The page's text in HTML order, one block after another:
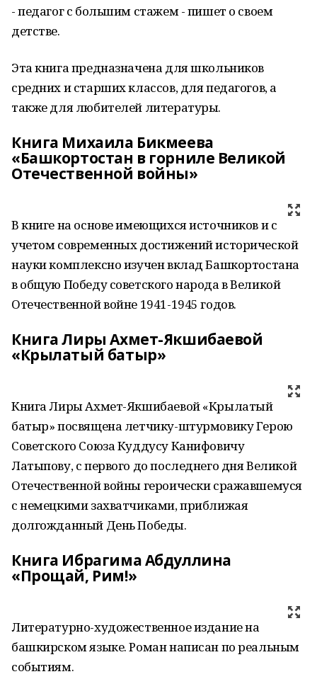
- педагог с большим стажем - пишет о своем
детстве.
Эта книга предназначена для школьников
средних и старших классов, для педагогов, а
также для любителей литературы.
Книга Михаила Бикмеева
«Башкортостан в горниле Великой
Отечественной войны»
В книге на основе имеющихся источников и с
учетом современных достижений исторической
науки комплексно изучен вклад Башкортостана
в общую Победу советского народа в Великой
Отечественной войне 1941-1945 годов.
Книга Лиры Ахмет-Якшибаевой
«Крылатый батыр»
Книга Лиры Ахмет-Якшибаевой «Крылатый
батыр» посвящена летчику-штурмовику Герою
Советского Союза Куддусу Канифовичу
Латыпову, с первого до последнего дня Великой
Отечественной войны героически сражавшемуся
с немецкими захватчиками, приближая
долгожданный День Победы.
Книга Ибрагима Абдуллина
«Прощай, Рим!»
Литературно-художественное издание на
башкирском языке. Роман написан по реальным
событиям.